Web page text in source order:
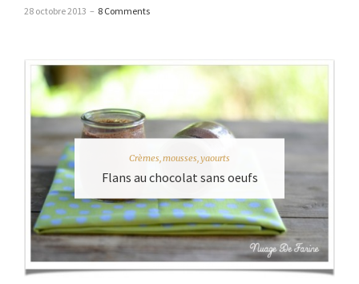
28 octobre 2013 – 8 Comments
Crèmes, mousses, yaourts
Flans au chocolat sans oeufs